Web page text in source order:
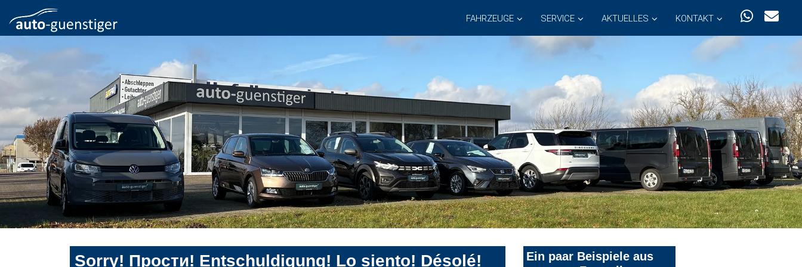
FAHRZEUGE SERVICE AKTUELLES KONTAKT
Sorry! Прости! Entschuldigung! Lo siento! Désolé!
Ein paar Beispiele aus